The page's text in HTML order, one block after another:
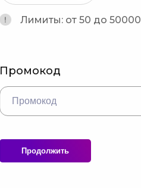
Лимиты: от 50 до 50000
Промокод
Продолжить